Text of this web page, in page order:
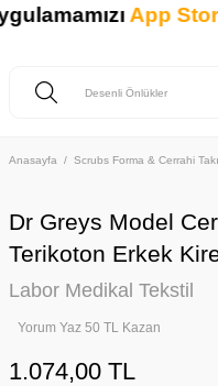
Anasayfa Scrubs Forma & Cerrahi
Dr Greys Model
Terikoton Erkek
Labor Medikal Tekstil
Yorum Yaz 50 TL Kazan
1.074,00 TL
App Store